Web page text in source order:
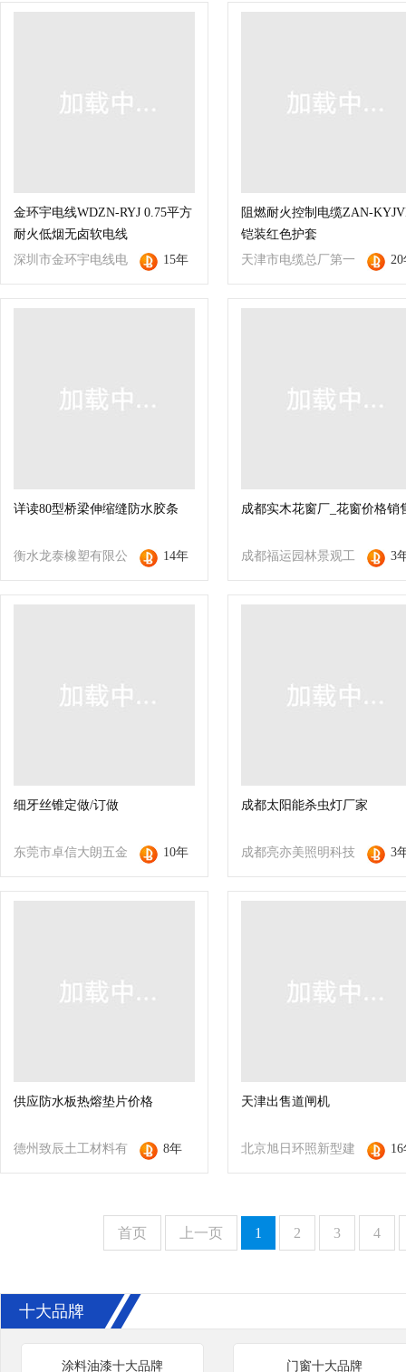
金环宇电线WDZN-RYJ 0.75平方
耐火低烟无卤软电线
深圳市金环宇电线电
缆有限公司
15年
阻燃耐火控制电缆ZAN-
铠装红色护套
天津市电缆总厂第一
分厂
详读80型桥梁伸缩缝防水胶条
衡水龙泰橡塑有限公
司
14年
成都实木花窗厂_花窗价格销
成都福运园林景观工
程有限公司
3
细牙丝锥定做/订做
东莞市卓信大朗五金
加工厂
10年
成都太阳能杀虫灯厂家
成都亮亦美照明科技
有限公司
3
供应防水板热熔垫片价格
德州致辰土工材料有
限公司
8年
天津出售道闸机
北京旭日环照新型建
材有限公司
首页 上一页 1 2 3 4
十大品牌
涂料油漆十大品牌 门窗十大品牌